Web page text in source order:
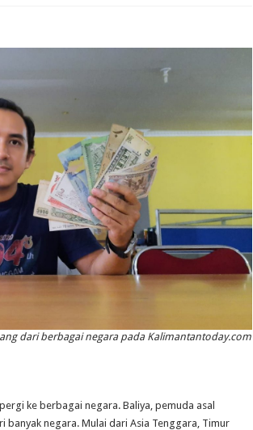
dari berbagai negara pada Kalimantantoday.com
ke berbagai negara. Baliya, pemuda asal
banyak negara. Mulai dari Asia Tenggara, Timur